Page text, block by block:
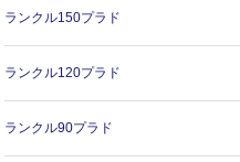
ランクル150プラド
ランクル120プラド
ランクル90プラド